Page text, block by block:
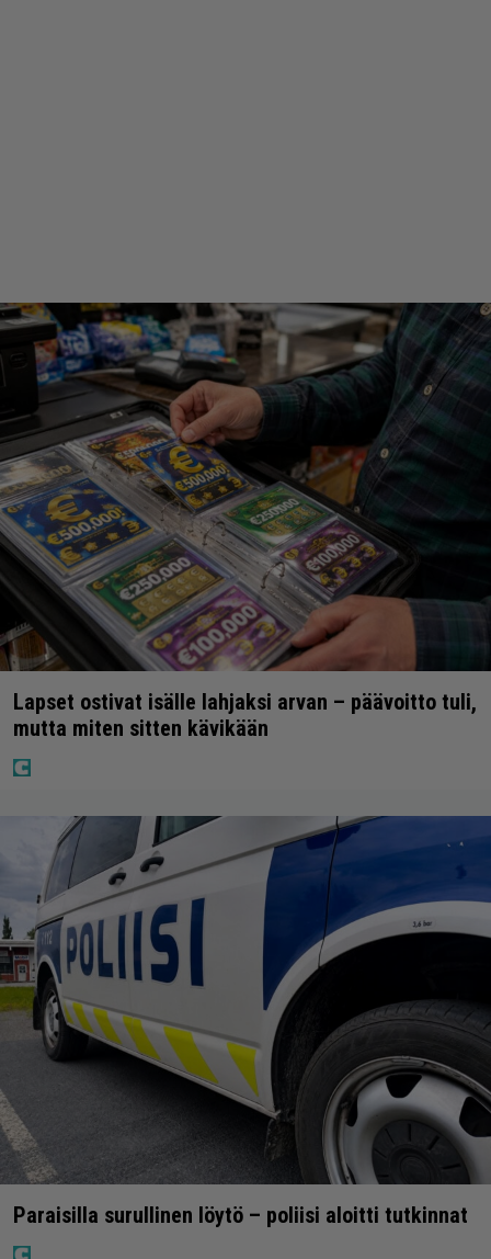
Lapset ostivat isälle lahjaksi arvan – päävoitto tuli,
mutta miten sitten kävikään
Paraisilla surullinen löytö – poliisi aloitti tutkinnat